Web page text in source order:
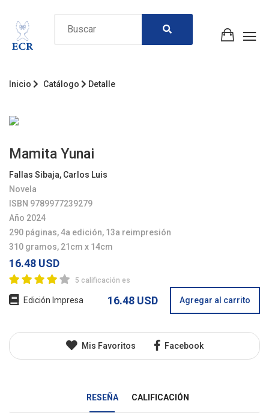
Inicio Catálogo Detalle
Mamita Yunai
Fallas Sibaja, Carlos Luis
Novela
ISBN 9789977239279
Año 2024
290 páginas, 4a edición, 13a reimpresión
310 gramos, 21cm x 14cm
16.48 USD
5 calificación es
Edición Impresa 16.48 USD Agregar al carrito
Mis Favoritos Facebook
RESEÑA CALIFICACIÓN